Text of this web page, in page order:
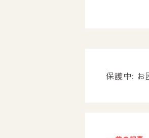
活動内容保護中: お